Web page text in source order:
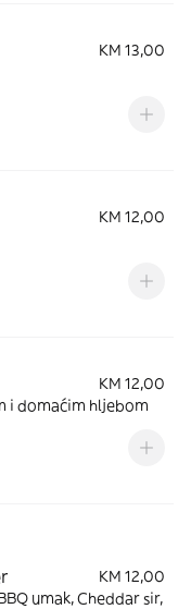
KM 13,00
KM 12,00
KM 12,00
i domaćim hljebom
KM 12,00
umak, Cheddar sir,